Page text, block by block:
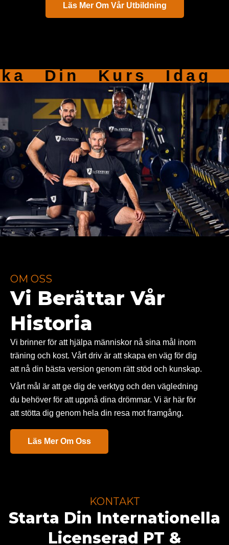
Läs Mer Om Vår Utbildning
Boka Din
OM OSS
Vi Berättar Vår
Historia
Vi brinner för att hjälpa människor nå sina mål inom
träning och kost. Vårt driv är att skapa en väg för dig
att nå din bästa version genom rätt stöd och kunskap.
Vårt mål är att ge dig de verktyg och den vägledning
du behöver för att uppnå dina drömmar. Vi är här för
att stötta dig genom hela din resa mot framgång.
Läs Mer Om Oss
KONTAKT
Starta Din Internationella
Licenserad PT &